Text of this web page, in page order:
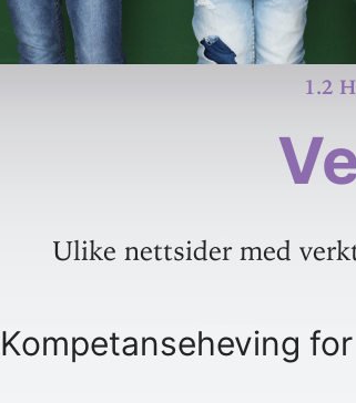
1.2
Ulike nettsider med
Kom­pe­tanse­heving